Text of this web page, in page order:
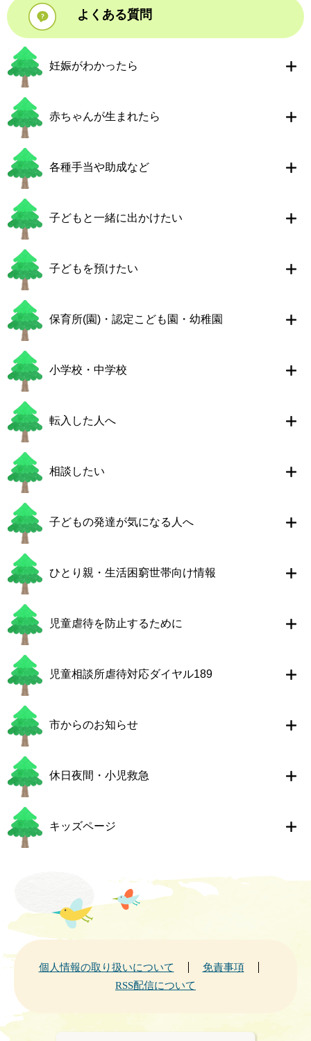
よくある質問
妊娠がわかったら
赤ちゃんが生まれたら
各種手当や助成など
子どもと一緒に出かけたい
子どもを預けたい
保育所(園)・認定こども園・幼稚園
小学校・中学校
転入した人へ
相談したい
子どもの発達が気になる人へ
ひとり親・生活困窮世帯向け情報
児童虐待を防止するために
児童相談所虐待対応ダイヤル189
市からのお知らせ
休日夜間・小児救急
キッズページ
個人情報の取り扱いについて
免責事項
RSS配信について